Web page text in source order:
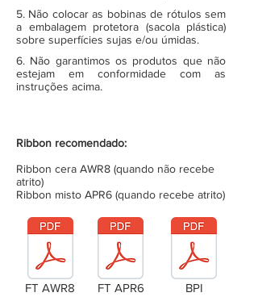
5. Não colocar as bobinas de rótulos sem
a embalagem protetora (sacola plástica)
sobre superfícies sujas e/ou úmidas.
6. Não garantimos os produtos que não
estejam em conformidade com as
instruções acima.
Ribbon recomendado:
Ribbon cera AWR8 (quando não recebe
atrito)
Ribbon misto APR6 (quando recebe atrito)
FT AWR8 FT APR6 BPI